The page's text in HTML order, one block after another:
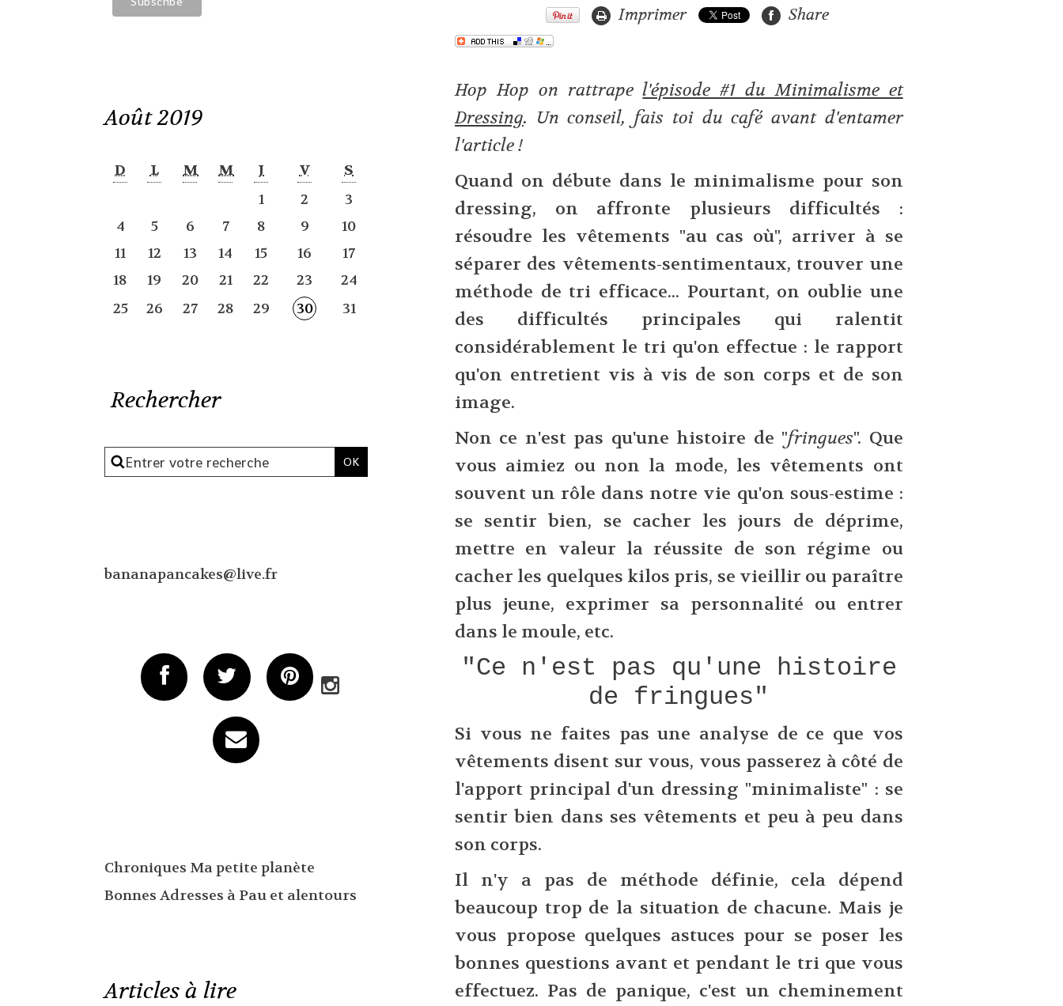
Août 2019
D L M M J V
S
1
2
3
4
5 6 7 8 9
10
11
12 13 14 15 16
17
18
19 20 21 22 23
24
25
26 27 28 29 30 31
Rechercher
bananapancakes@live.fr
Chroniques Ma petite planète
Bonnes Adresses à Pau et alentours
Articles à lire
Imprimer Share
Hop Hop on rattrapel'épisode #1 du Minimalisme et
Dressing. Un conseil, fais toi du café avant d'entamer
l'article !
Quand on débute dans le minimalisme pour son
dressing, on affronte plusieurs difficultés :
résoudre les vêtements "au cas où", arriver à se
séparer des vêtements-sentimentaux, trouver une
méthode de tri efficace... Pourtant, on oublie une
des difficultés principales qui ralentit
considérablement le tri qu'on effectue : le rapport
qu'on entretient vis à vis de son corps et de son
image.
Non ce n'est pas qu'une histoire de "fringues". Que
vous aimiez ou non la mode, les vêtements ont
souvent un rôle dans notre vie qu'on sous-estime :
se sentir bien, se cacher les jours de déprime,
mettre en valeur la réussite de son régime ou
cacher les quelques kilos pris, se vieillir ou paraître
plus jeune, exprimer sa personnalité ou entrer
dans le moule, etc.
"Ce n'est pas qu'une histoire
de fringues"
Si vous ne faites pas une analyse de ce que vos
vêtements disent sur vous, vous passerez à côté de
l'apport principal d'un dressing "minimaliste" : se
sentir bien dans ses vêtements et peu à peu dans
son corps.
Il n'y a pas de méthode définie, cela dépend
beaucoup trop de la situation de chacune. Mais je
vous propose quelques astuces pour se poser les
bonnes questions avant et pendant le tri que vous
effectuez. Pas de panique, c'est un cheminement